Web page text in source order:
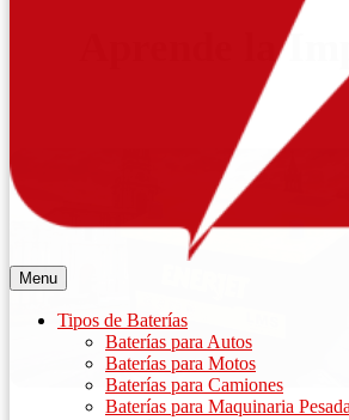
Menu
Tipos de Baterías
Baterías para Autos
Baterías para Motos
Baterías para Camiones
Baterías para Maquinaria Pesada
Aprende la